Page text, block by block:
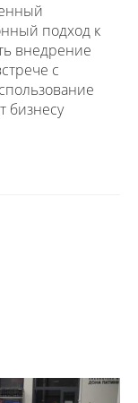
подход к
внедрение
c
бизнесу